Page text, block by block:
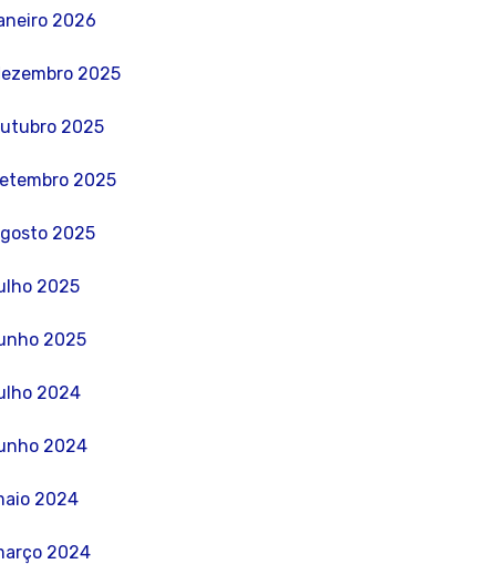
2026
2025
2025
2025
2025
2025
2025
2024
2024
2024
2024